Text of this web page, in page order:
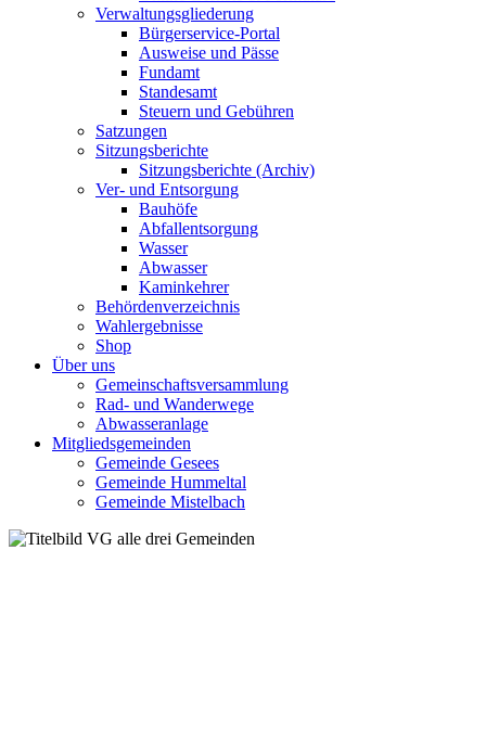
Verwaltungsgliederung
Bürgerservice-Portal
Ausweise und Pässe
Fundamt
Standesamt
Steuern und Gebühren
Satzungen
Sitzungsberichte
Sitzungsberichte (Archiv)
Ver- und Entsorgung
Bauhöfe
Abfallentsorgung
Wasser
Abwasser
Kaminkehrer
Behördenverzeichnis
Wahlergebnisse
Shop
Über uns
Gemeinschaftsversammlung
Rad- und Wanderwege
Abwasseranlage
Mitgliedsgemeinden
Gemeinde Gesees
Gemeinde Hummeltal
Gemeinde Mistelbach